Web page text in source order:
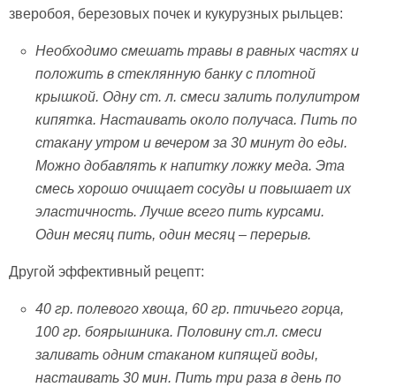
зверобоя, березовых почек и кукурузных рыльцев:
Необходимо смешать травы в равных частях и
положить в стеклянную банку с плотной
крышкой. Одну ст. л. смеси залить полулитром
кипятка. Настаивать около получаса. Пить по
стакану утром и вечером за 30 минут до еды.
Можно добавлять к напитку ложку меда. Эта
смесь хорошо очищает сосуды и повышает их
эластичность. Лучше всего пить курсами.
Один месяц пить, один месяц – перерыв.
Другой эффективный рецепт:
40 гр. полевого хвоща, 60 гр. птичьего горца,
100 гр. боярышника. Половину ст.л. смеси
заливать одним стаканом кипящей воды,
настаивать 30 мин. Пить три раза в день по